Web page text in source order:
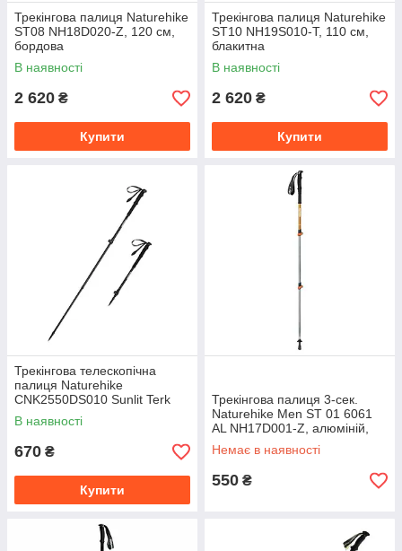
Трекінгова палиця Naturehike
ST08 NH18D020-Z, 120 см,
бордова
В наявності
2 620 ₴
Купити
Трекінгова палиця Naturehike
ST10 NH19S010-T, 110 см,
блакитна
В наявності
2 620 ₴
Купити
Трекінгова телескопічна
палиця Naturehike
CNK2550DS010 Sunlit Terk
Base, 60-135 см, чорна
В наявності
670 ₴
Купити
Трекінгова палиця 3-сек.
Naturehike Men ST 01 6061
AL NH17D001-Z, алюміній,
помаранчева
Немає в наявності
550 ₴